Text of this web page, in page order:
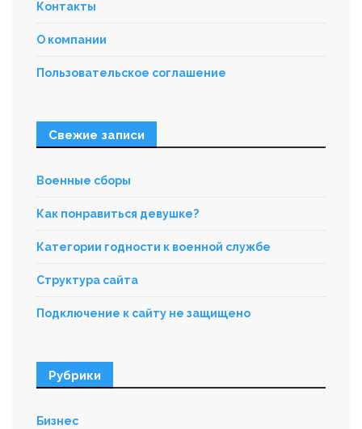
Контакты
О компании
Пользовательское соглашение
Свежие записи
Военные сборы
Как понравиться девушке?
Категории годности к военной службе
Структура сайта
Подключение к сайту не защищено
Рубрики
Бизнес